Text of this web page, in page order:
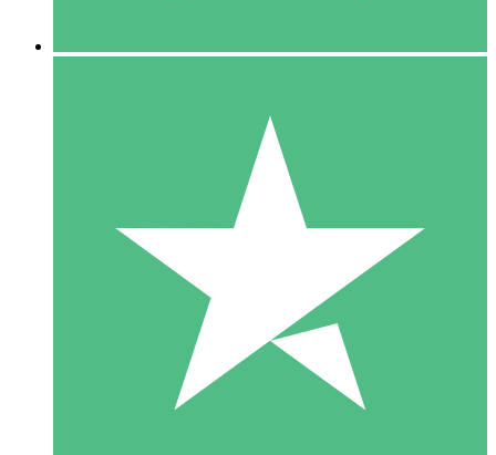
10 Downloaden
20 00